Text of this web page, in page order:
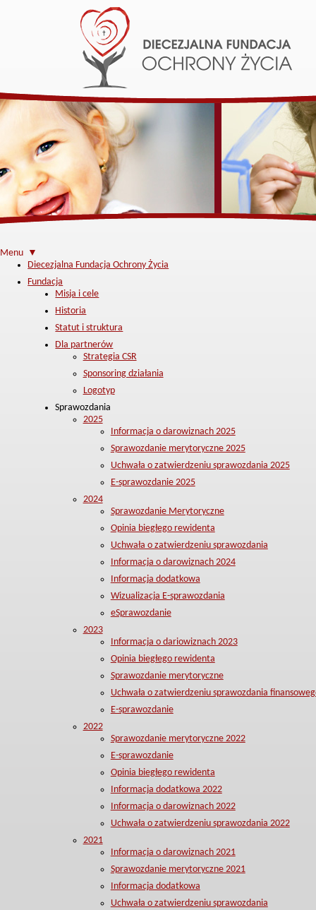
Menu ▼
Diecezjalna Fundacja Ochrony Życia
Fundacja
Misja i cele
Historia
Statut i struktura
Dla partnerów
Strategia CSR
Sponsoring działania
Logotyp
Sprawozdania
2025
Informacja o darowiznach 2025
Sprawozdanie merytoryczne 2025
Uchwała o zatwierdzeniu sprawozdania 2025
E-sprawozdanie 2025
2024
Sprawozdanie Merytoryczne
Opinia biegłego rewidenta
Uchwała o zatwierdzeniu sprawozdania
Informacja o darowiznach 2024
Informacja dodatkowa
Wizualizacja E-sprawozdania
eSprawozdanie
2023
Informacja o dariowiznach 2023
Opinia biegłego rewidenta
Sprawozdanie merytoryczne
Uchwała o zatwierdzeniu sprawozdania
E-sprawozdanie
2022
Sprawozdanie merytoryczne 2022
E-sprawozdanie
Opinia biegłego rewidenta
Informacja dodatkowa 2022
Informacja o darowiznach 2022
Uchwała o zatwierdzeniu sprawozdania 2022
2021
Informacja o darowiznach 2021
Sprawozdanie merytoryczne 2021
Informacja dodatkowa
Uchwała o zatwierdzeniu sprawozdania